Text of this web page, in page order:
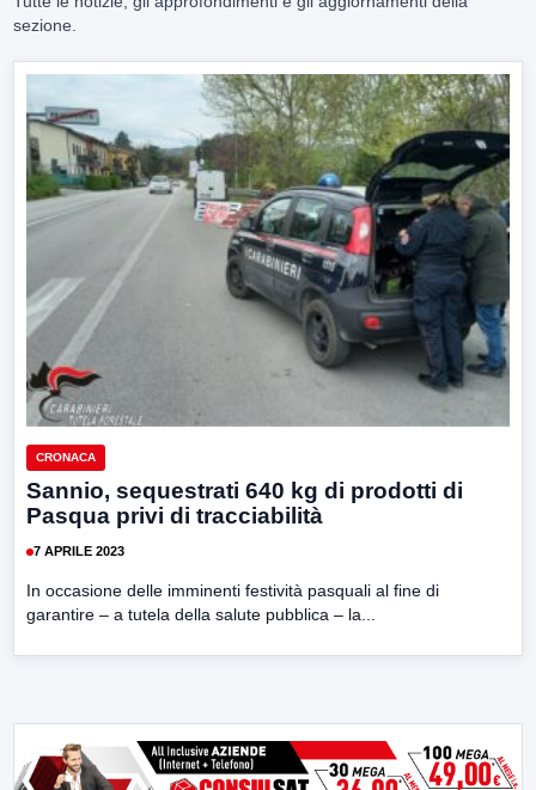
sezione.
CRONACA
Sannio, sequestrati 640 kg di prodotti di
Pasqua privi di tracciabilità
7 APRILE 2023
In occasione delle imminenti festività pasquali al fine di
garantire – a tutela della salute pubblica – la...